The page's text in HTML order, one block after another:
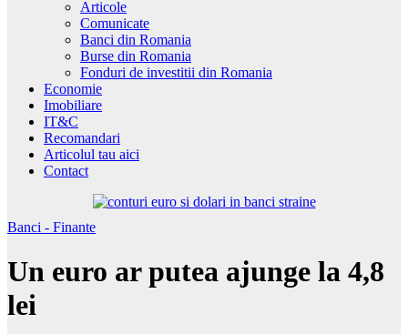
Articole
Comunicate
Banci din Romania
Burse din Romania
Fonduri de investitii din Romania
Economie
Imobiliare
IT&C
Recomandari
Articolul tau aici
Contact
Banci - Finante
Un euro ar putea ajunge la 4,8
lei